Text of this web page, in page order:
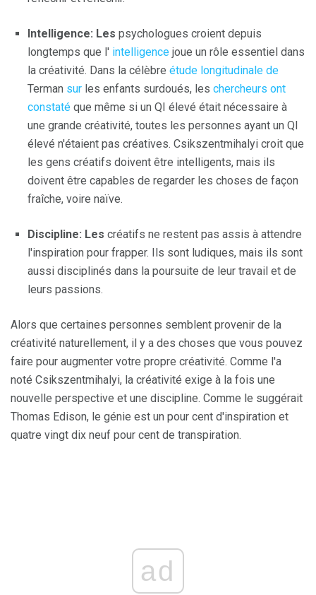
Intelligence: Les psychologues croient depuis
longtemps que l' intelligence joue un rôle essentiel dans
la créativité. Dans la célèbre étude longitudinale de
Terman sur les enfants surdoués, les chercheurs ont
constaté que même si un QI élevé était nécessaire à
une grande créativité, toutes les personnes ayant un QI
élevé n'étaient pas créatives. Csikszentmihalyi croit que
les gens créatifs doivent être intelligents, mais ils
doivent être capables de regarder les choses de façon
fraîche, voire naïve.
Discipline: Les créatifs ne restent pas assis à attendre
l'inspiration pour frapper. Ils sont ludiques, mais ils sont
aussi disciplinés dans la poursuite de leur travail et de
leurs passions.
Alors que certaines personnes semblent provenir de la
créativité naturellement, il y a des choses que vous pouvez
faire pour augmenter votre propre créativité. Comme l'a
noté Csikszentmihalyi, la créativité exige à la fois une
nouvelle perspective et une discipline. Comme le suggérait
Thomas Edison, le génie est un pour cent d'inspiration et
quatre vingt dix neuf pour cent de transpiration.
ad